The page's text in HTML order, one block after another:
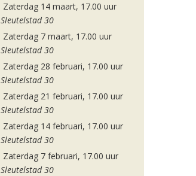
Zaterdag 14 maart, 17.00 uur
Sleutelstad 30
Zaterdag 7 maart, 17.00 uur
Sleutelstad 30
Zaterdag 28 februari, 17.00 uur
Sleutelstad 30
Zaterdag 21 februari, 17.00 uur
Sleutelstad 30
Zaterdag 14 februari, 17.00 uur
Sleutelstad 30
Zaterdag 7 februari, 17.00 uur
Sleutelstad 30